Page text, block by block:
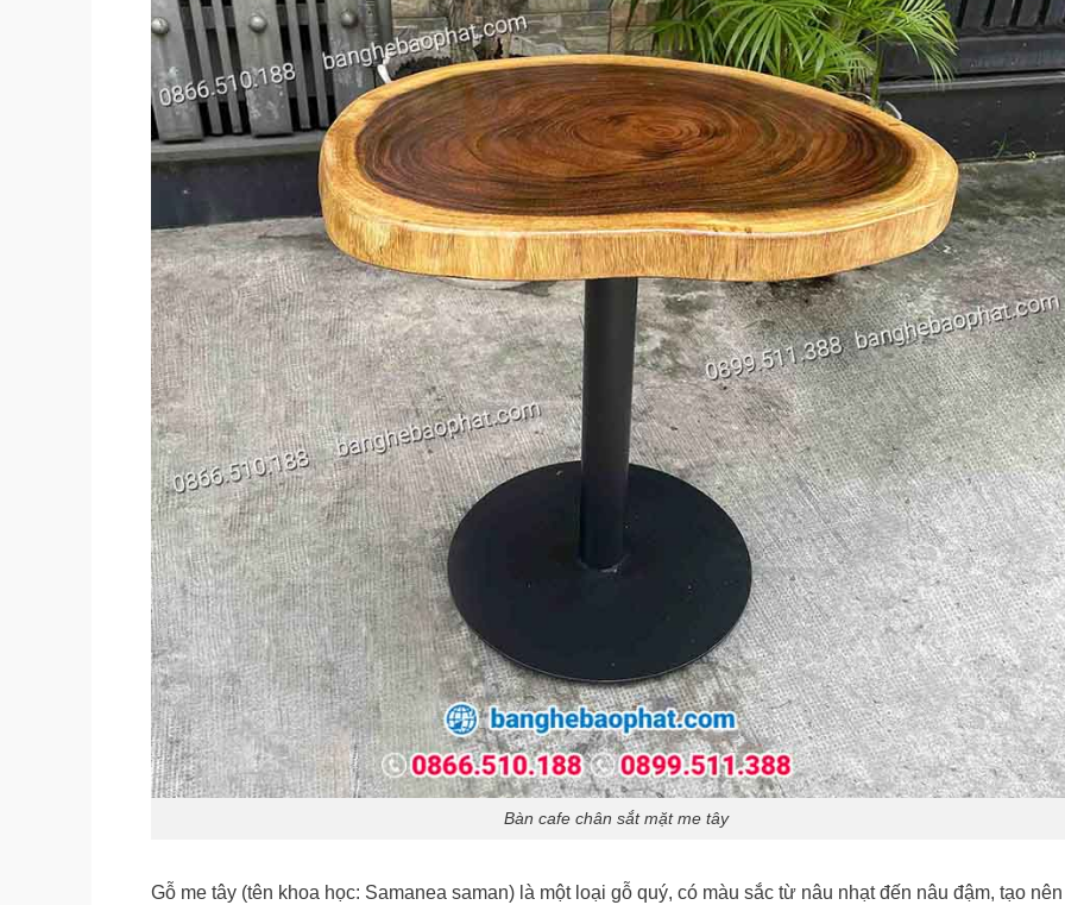
Bàn cafe chân sắt mặt me tây
Gỗ me tây (tên khoa học: Samanea saman) là một loại gỗ quý, có màu sắc từ nâu nhạt đến nâu đậm, tạo nên